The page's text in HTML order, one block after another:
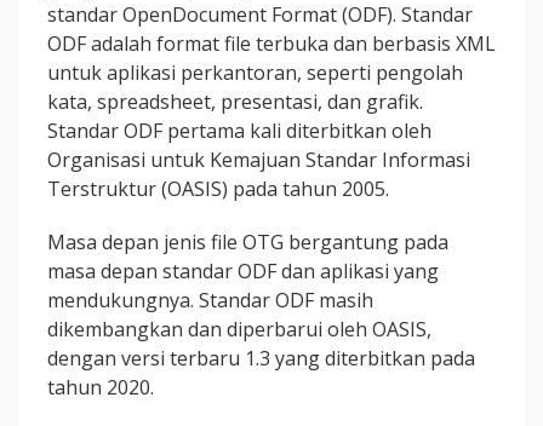
standar OpenDocument Format (ODF). Standar
ODF adalah format file terbuka dan berbasis XML
untuk aplikasi perkantoran, seperti pengolah
kata, spreadsheet, presentasi, dan grafik.
Standar ODF pertama kali diterbitkan oleh
Organisasi untuk Kemajuan Standar Informasi
Terstruktur (OASIS) pada tahun 2005.
Masa depan jenis file OTG bergantung pada
masa depan standar ODF dan aplikasi yang
mendukungnya. Standar ODF masih
dikembangkan dan diperbarui oleh OASIS,
dengan versi terbaru 1.3 yang diterbitkan pada
tahun 2020.